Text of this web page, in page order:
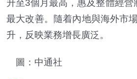
升至3個月最高，惠及整體經營
最大改善。隨着內地與海外市
升，反映業務增長廣泛。
圖：中通社